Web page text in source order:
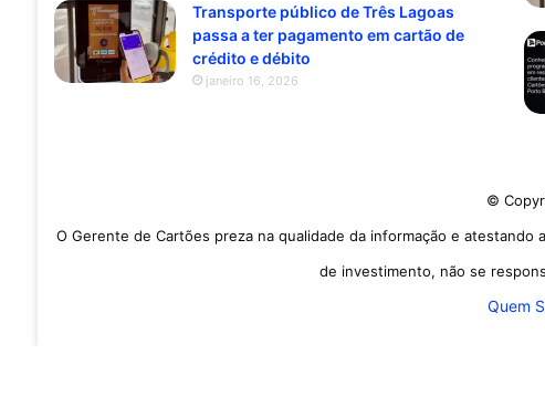
Transporte público de Três Lagoas
passa a ter pagamento em cartão de
crédito e débito
janeiro 16, 2026
©
O Gerente de Cartões preza na qualidade da informação e
de investimento, não se
Quem